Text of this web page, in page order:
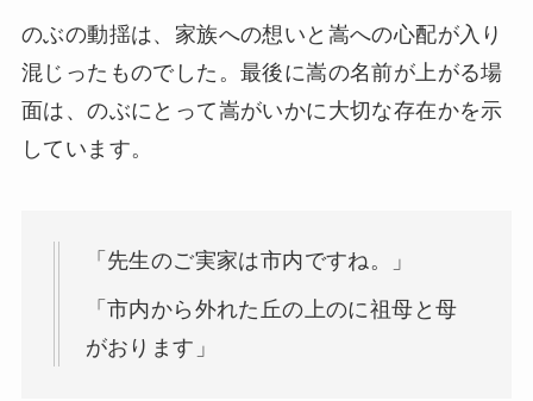
のぶの動揺は、家族への想いと嵩への心配が入り
混じったものでした。最後に嵩の名前が上がる場
面は、のぶにとって嵩がいかに大切な存在かを示
しています。
「先生のご実家は市内ですね。」
「市内から外れた丘の上のに祖母と母
がおります」